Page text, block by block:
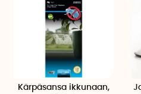
Kärpäsansa ikkunaan,